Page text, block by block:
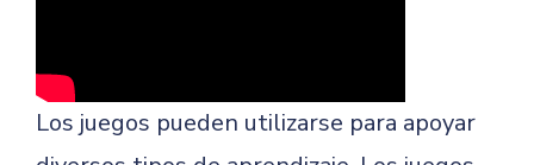
Los juegos pueden utilizarse para apoyar